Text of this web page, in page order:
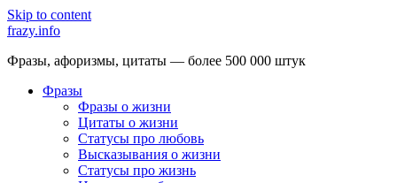
Skip to content
frazy.info
Фразы, афоризмы, цитаты — более 500 000 штук
Фразы
Фразы о жизни
Цитаты о жизни
Статусы про любовь
Высказывания о жизни
Статусы про жизнь